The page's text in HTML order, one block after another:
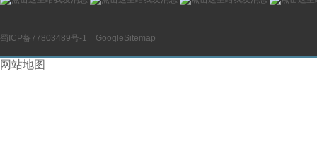
蜀ICP备77803489号-1 GoogleSitemap
网站地图